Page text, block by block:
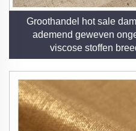
Groothandel hot sale
ademend geweven
viscose stoffen